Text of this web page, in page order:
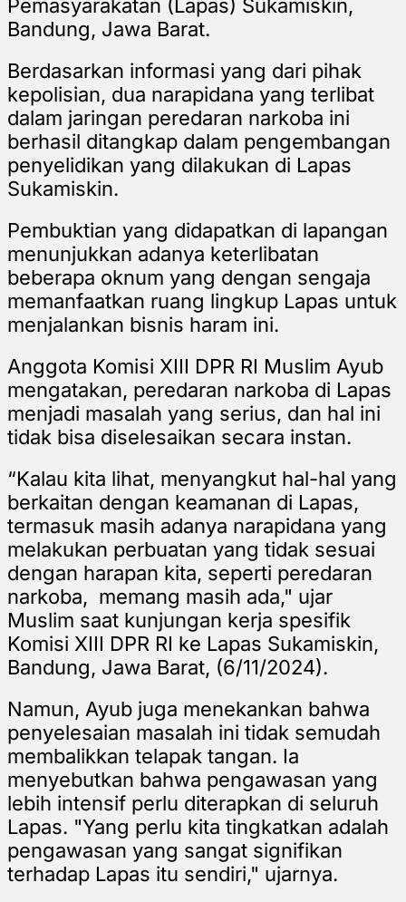
Pemasyarakatan (Lapas) Sukamiskin,
Bandung, Jawa Barat.
Berdasarkan informasi yang dari pihak
kepolisian, dua narapidana yang terlibat
dalam jaringan peredaran narkoba ini
berhasil ditangkap dalam pengembangan
penyelidikan yang dilakukan di Lapas
Sukamiskin.
Pembuktian yang didapatkan di lapangan
menunjukkan adanya keterlibatan
beberapa oknum yang dengan sengaja
memanfaatkan ruang lingkup Lapas untuk
menjalankan bisnis haram ini.
Anggota Komisi XIII DPR RI Muslim Ayub
mengatakan, peredaran narkoba di Lapas
menjadi masalah yang serius, dan hal ini
tidak bisa diselesaikan secara instan.
“Kalau kita lihat, menyangkut hal-hal yang
berkaitan dengan keamanan di Lapas,
termasuk masih adanya narapidana yang
melakukan perbuatan yang tidak sesuai
dengan harapan kita, seperti peredaran
narkoba, memang masih ada," ujar
Muslim saat kunjungan kerja spesifik
Komisi XIII DPR RI ke Lapas Sukamiskin,
Bandung, Jawa Barat, (6/11/2024).
Namun, Ayub juga menekankan bahwa
penyelesaian masalah ini tidak semudah
membalikkan telapak tangan. Ia
menyebutkan bahwa pengawasan yang
lebih intensif perlu diterapkan di seluruh
Lapas. "Yang perlu kita tingkatkan adalah
pengawasan yang sangat signifikan
terhadap Lapas itu sendiri," ujarnya.